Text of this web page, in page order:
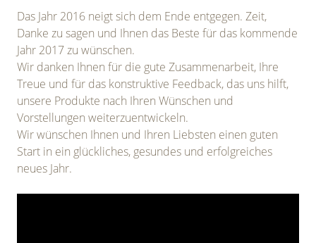
Das Jahr 2016 neigt sich dem Ende entgegen. Zeit,
Danke zu sagen und Ihnen das Beste für das kommende
Jahr 2017 zu wünschen.
Wir danken Ihnen für die gute Zusammenarbeit, Ihre
Treue und für das konstruktive Feedback, das uns hilft,
unsere Produkte nach Ihren Wünschen und
Vorstellungen weiterzuentwickeln.
Wir wünschen Ihnen und Ihren Liebsten einen guten
Start in ein glückliches, gesundes und erfolgreiches
neues Jahr.